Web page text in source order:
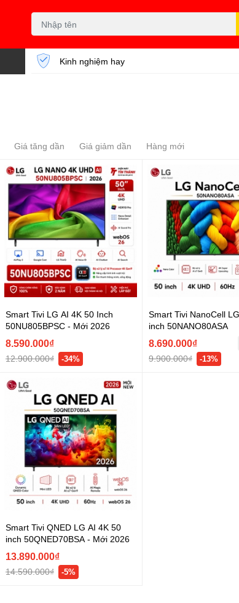
Kinh nghiệm hay
Giá tăng dần Giá giảm dần Hàng mới
Smart Tivi LG AI 4K 50 Inch
50NU805BPSC - Mới 2026
8.590.000₫
12.900.000₫ -34%
Smart Tivi NanoCell
inch 50NANO80ASA
8.690.000₫
9.900.000₫ -13%
Smart Tivi QNED LG AI 4K 50
inch 50QNED70BSA - Mới 2026
13.890.000₫
14.590.000₫ -5%